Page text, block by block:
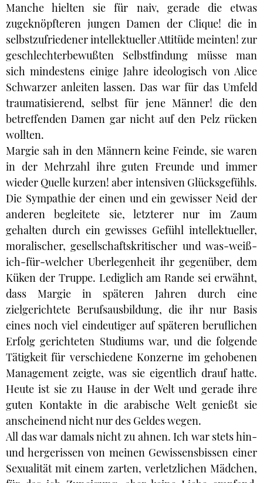
Manche hielten sie für naiv, gerade die etwas
zugeknöpfteren jungen Damen der Clique! die in
selbstzufriedener intellektueller Attitüde meinten! zur
geschlechterbewußten Selbstfindung müsse man
sich mindestens einige Jahre ideologisch von Alice
Schwarzer anleiten lassen. Das war für das Umfeld
traumatisierend, selbst für jene Männer! die den
betreffenden Damen gar nicht auf den Pelz rücken
wollten.
Margie sah in den Männern keine Feinde, sie waren
in der Mehrzahl ihre guten Freunde und immer
wieder Quelle kurzen! aber intensiven Glücksgefühls.
Die Sympathie der einen und ein gewisser Neid der
anderen begleitete sie, letzterer nur im Zaum
gehalten durch ein gewisses Gefühl intellektueller,
moralischer, gesellschaftskritischer und was-weiß-
ich-für-welcher Uberlegenheit ihr gegenüber, dem
Küken der Truppe. Lediglich am Rande sei erwähnt,
dass Margie in späteren Jahren durch eine
zielgerichtete Berufsausbildung, die ihr nur Basis
eines noch viel eindeutiger auf späteren beruflichen
Erfolg gerichteten Studiums war, und die folgende
Tätigkeit für verschiedene Konzerne im gehobenen
Management zeigte, was sie eigentlich drauf hatte.
Heute ist sie zu Hause in der Welt und gerade ihre
guten Kontakte in die arabische Welt genießt sie
anscheinend nicht nur des Geldes wegen.
All das war damals nicht zu ahnen. Ich war stets hin-
und hergerissen von meinen Gewissensbissen einer
Sexualität mit einem zarten, verletzlichen Mädchen,